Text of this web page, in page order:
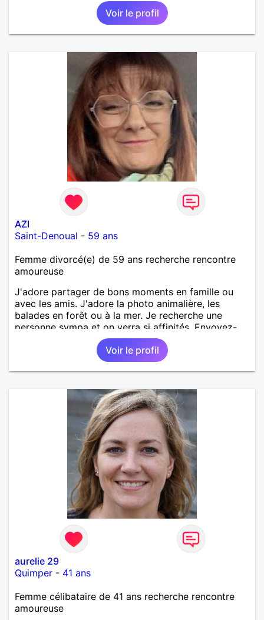
Voir le profil
AZI
Saint-Denoual - 59 ans
Femme divorcé(e) de 59 ans recherche rencontre
amoureuse
J'adore partager de bons moments en famille ou
avec les amis. J'adore la photo animalière, les
balades en forêt ou à la mer. Je recherche une
personne sympa et on verra si affinités. Envoyez-
moi message. A bientôt.
Voir le profil
aurelie 29
Quimper - 41 ans
Femme célibataire de 41 ans recherche rencontre
amoureuse